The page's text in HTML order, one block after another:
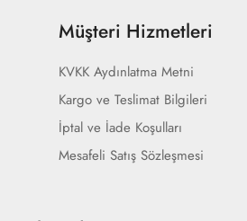
Müşteri Hizmetleri
KVKK Aydınlatma Metni
Kargo ve Teslimat Bilgileri
İptal ve İade Koşulları
Mesafeli Satış Sözleşmesi